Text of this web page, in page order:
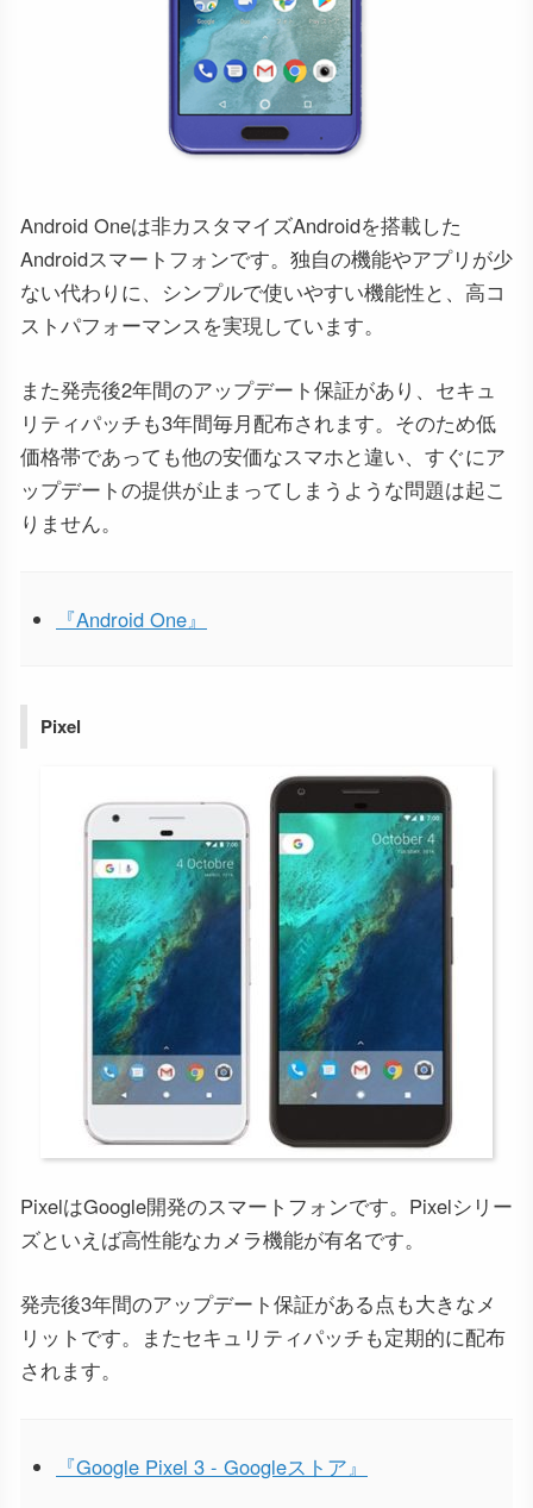
Android Oneは非カスタマイズAndroidを搭載した
Androidスマートフォンです。独自の機能やアプリが少
ない代わりに、シンプルで使いやすい機能性と、高コ
ストパフォーマンスを実現しています。
また発売後2年間のアップデート保証があり、セキュ
リティパッチも3年間毎月配布されます。そのため低
価格帯であっても他の安価なスマホと違い、すぐにア
ップデートの提供が止まってしまうような問題は起こ
りません。
『Android One』
Pixel
PixelはGoogle開発のスマートフォンです。Pixelシリー
ズといえば高性能なカメラ機能が有名です。
発売後3年間のアップデート保証がある点も大きなメ
リットです。またセキュリティパッチも定期的に配布
されます。
『Google Pixel 3 - Googleストア』